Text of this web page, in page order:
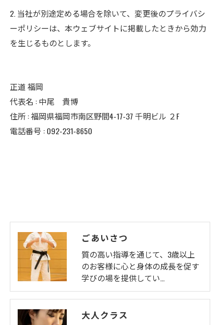
2. 当社が別途定める場合を除いて、変更後のプライバシ
ーポリシーは、本ウェブサイトに掲載したときから効力
を生じるものとします。
正道 福岡
代表名 : 中尾 貴博
住所 : 福岡県福岡市南区野間4-17-37 千明ビル ２F
電話番号 : 092-231-8650
ごあいさつ
質の高い指導を通じて、3歳以上
のお客様に心と身体の成長を促す
学びの場を提供してい…
大人クラス